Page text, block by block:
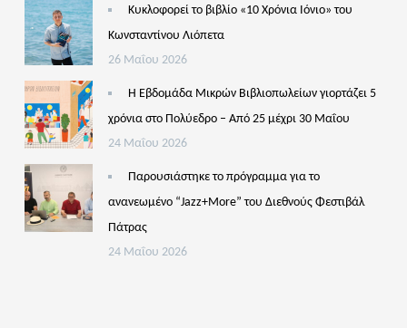
Κυκλοφορεί το βιβλίο «10 Χρόνια Ιόνιο» του
Κωνσταντίνου Λιόπετα
26 Μαΐου 2026
Η Εβδομάδα Μικρών Βιβλιοπωλείων γιορτάζει 5
χρόνια στο Πολύεδρο – Από 25 μέχρι 30 Μαΐου
24 Μαΐου 2026
Παρουσιάστηκε το πρόγραμμα για το
ανανεωμένο “Jazz+More” του Διεθνούς Φεστιβάλ
Πάτρας
24 Μαΐου 2026